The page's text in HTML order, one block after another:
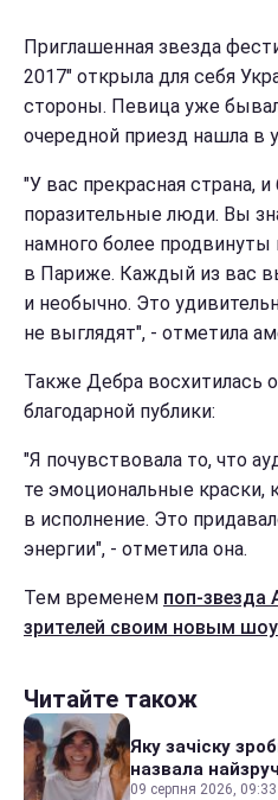
Приглашенная звезда
2017" открыла для себя
стороны. Певица уже
очередной приезд нашла в
"У вас прекрасная страна, и
поразительные люди. Вы
намного более
в Париже. Каждый из вас
и необычно. Это
не выглядят", - отметила
Также Дебра восхитилась
благодарной публики:
"Я почувствовала то, что
те эмоциональные
в исполнение. Это
энергии", - отметила она.
Тем временем поп-звезда
зрителей своим новым шоу
Читайте також
Яку зачіску
назвала
09 серпня 2026, 09:33